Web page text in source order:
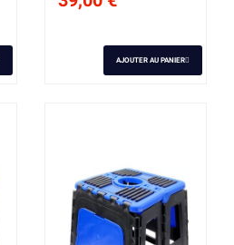
AJOUTER AU PANIER